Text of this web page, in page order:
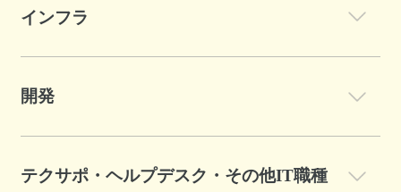
インフラ
開発
テクサポ・ヘルプデスク・その他IT職種